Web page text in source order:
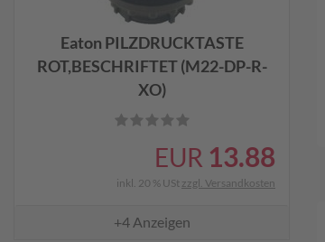
Eaton PILZDRUCKTASTE
ROT,BESCHRIFTET (M22-DP-R-
XO)
EUR 13.88
inkl. 20 % USt zzgl. Versandkosten
+4Anzeigen